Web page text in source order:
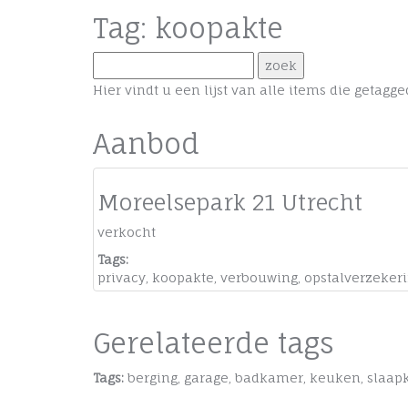
Tag: koopakte
Hier vindt u een lijst van alle items die
Aanbod
Moreelsepark 21 Utrecht
verkocht
Tags:
privacy koopakte verbouwing
Gerelateerde tags
Tags: berging garage badkamer keuken